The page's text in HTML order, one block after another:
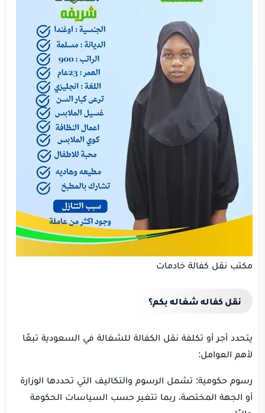
مكتب نقل كفالة خادمات
نقل كفاله شغاله بكم؟
يتحدد أجر أو تكلفة نقل الكفالة للشغالة في السعودية تبعًا
لأهم العوامل:
رسوم حكومية: تشمل الرسوم والتكاليف التي تحددها الوزارة
أو الجهة المختصة، ربما تتغير حسب السياسات الحكومة